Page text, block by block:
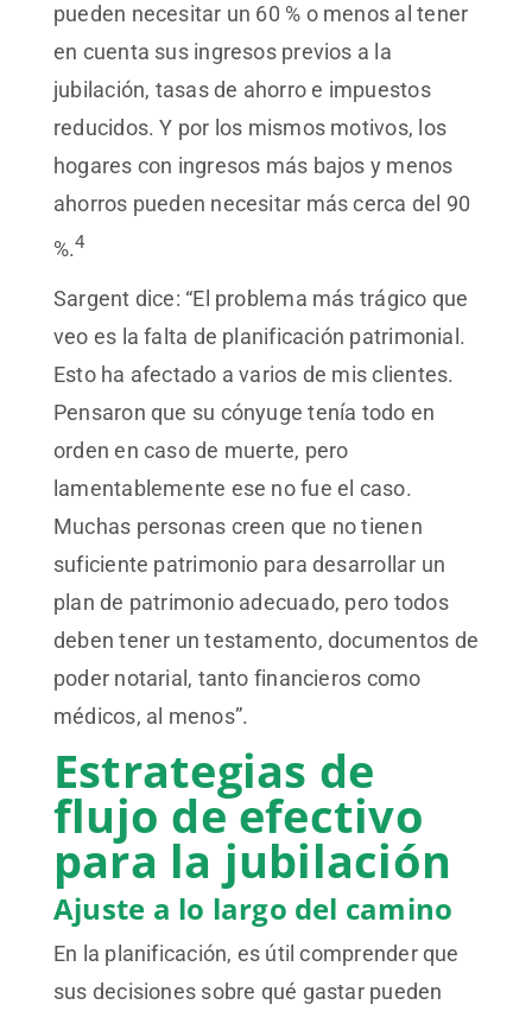
pueden necesitar un 60 % o menos al tener
en cuenta sus ingresos previos a la
jubilación, tasas de ahorro e impuestos
reducidos. Y por los mismos motivos, los
hogares con ingresos más bajos y menos
ahorros pueden necesitar más cerca del 90
%.4
Sargent dice: “El problema más trágico que
veo es la falta de planificación patrimonial.
Esto ha afectado a varios de mis clientes.
Pensaron que su cónyuge tenía todo en
orden en caso de muerte, pero
lamentablemente ese no fue el caso.
Muchas personas creen que no tienen
suficiente patrimonio para desarrollar un
plan de patrimonio adecuado, pero todos
deben tener un testamento, documentos de
poder notarial, tanto financieros como
médicos, al menos”.
Estrategias de
flujo de efectivo
para la jubilación
Ajuste a lo largo del camino
En la planificación, es útil comprender que
sus decisiones sobre qué gastar pueden